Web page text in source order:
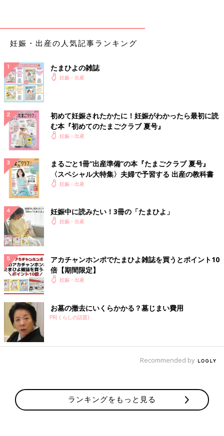
Sakiさんは、マタニティデニムを購入。今までは、お腹を締めつ
けないようなワンピコーデが多かったんだそう。今回こちらのマ
タニティデニムをゲットし、妊娠前に着ていたアイテムも、組み
たりしたボトムは、1本持っていると便利ですよね。
臨月でもずり落ちず、暖かい！ヒートテックマタニ
ティレギンス（10分丈）
妊娠・出産の人気記事ランキング
たまひよの雑誌
妊娠・出産
初めて妊娠されたかたに！妊娠がわかったら最初に読
む本『初めてのたまごクラブ 夏号』
妊娠・出産
まるごと1冊“出産準備”の本『たまごクラブ 夏号』
〈スペシャル大特集〉夫婦で予習する 出産の教科書
妊娠・出産
妊娠中に読みたい！3冊の「たまひよ」
妊娠・出産
アカチャンホンポでたまひよ雑誌を買うとポイント10
倍【期間限定】
妊娠・出産
お墓の撤去にいくらかかる？墓じまい費用
PR(くらしの話題)
Recommended by
ランキングをもっと見る